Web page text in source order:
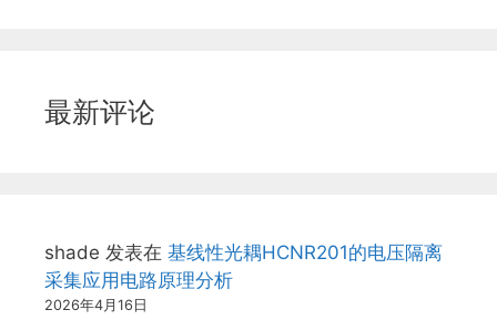
最新评论
shade 发表在 基线性光耦HCNR201的电压隔离
采集应用电路原理分析
2026年4月16日